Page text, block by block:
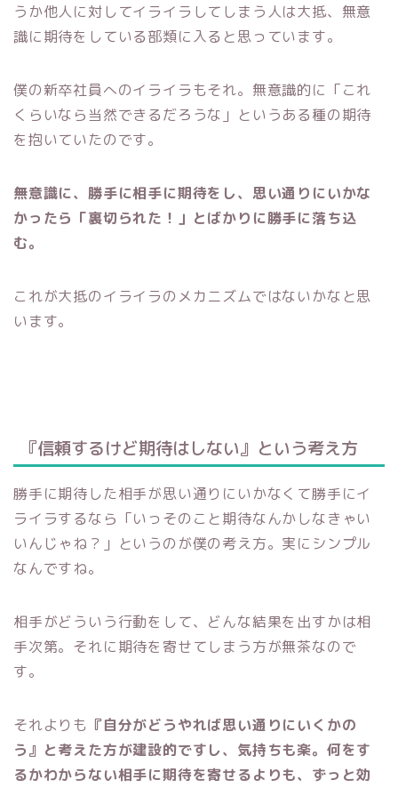
うか他人に対してイライラしてしまう人は大抵、無意
識に期待をしている部類に入ると思っています。
僕の新卒社員へのイライラもそれ。無意識的に「これ
くらいなら当然できるだろうな」というある種の期待
を抱いていたのです。
無意識に、勝手に相手に期待をし、思い通りにいかな
かったら「裏切られた！」とばかりに勝手に落ち込
む。
これが大抵のイライラのメカニズムではないかなと思
います。
『信頼するけど期待はしない』という考え方
勝手に期待した相手が思い通りにいかなくて勝手にイ
ライラするなら「いっそのこと期待なんかしなきゃい
いんじゃね？」というのが僕の考え方。実にシンプル
なんですね。
相手がどういう行動をして、どんな結果を出すかは相
手次第。それに期待を寄せてしまう方が無茶なので
す。
それよりも 『自分がどうやれば思い通りにいくかの
う』と考えた方が建設的ですし、気持ちも楽。何をす
るかわからない相手に期待を寄せるよりも、ずっと効